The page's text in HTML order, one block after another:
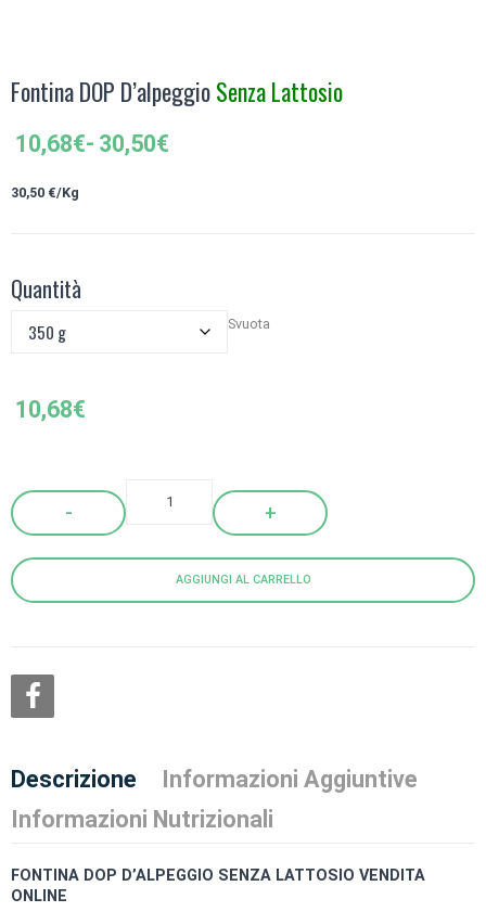
Fontina DOP D’alpeggioSenza Lattosio
10,68€- 30,50€
Fascia
prezzo:
30,50€
30,50 €/Kg
Quantità
Svuota
10,68€
Quantity
AGGIUNGI AL CARRELLO
Descrizione
Informazioni Aggiuntive
Informazioni Nutrizionali
FONTINA DOP D’ALPEGGIO SENZA LATTOSIO VENDITA
ONLINE